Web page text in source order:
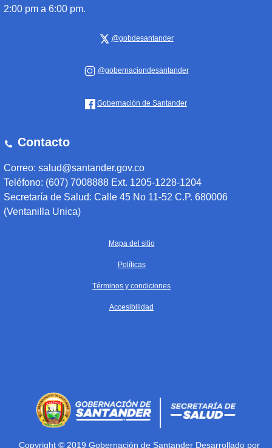
2:00 pm a 6:00 pm.
@gobdesantander
@gobernaciondesantander
Gobernación de Santander
Contacto
Correo: salud@santander.gov.co
Teléfono: (607) 7008888 Ext. 1205-1228-1204
Secretaría de Salud: Calle 45 No 11-52 C.P. 680006
(Ventanilla Unica)
Mapa del sitio
Políticas
Términos y condiciones
Accesibilidad
Copyright © 2019 Gobernación de Santander Desarrollado por